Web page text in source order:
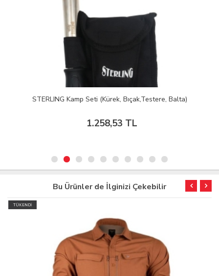
STERLING Kamp Seti (Kürek, Bıçak,Testere, Balta)
1.258,53 TL
Bu Ürünler de İlginizi Çekebilir
TÜKENDİ